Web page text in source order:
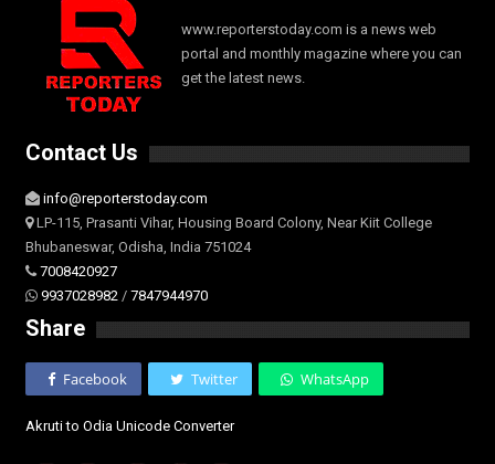
www.reporterstoday.com is a news web
portal and monthly magazine where you can
get the latest news.
Contact Us
info@reporterstoday.com
LP-115, Prasanti Vihar, Housing Board Colony, Near Kiit College
Bhubaneswar, Odisha, India 751024
7008420927
9937028982 / 7847944970
Share
Facebook Twitter WhatsApp
Akruti to Odia Unicode Converter